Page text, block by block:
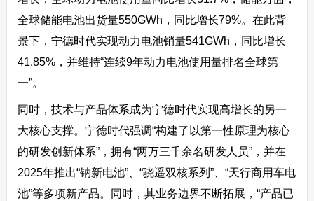
全球储能电池出货量550GWh，同比增长79%。在此背
景下，宁德时代实现动力电池销量541GWh，同比增长
41.85%，并维持“连续9年动力电池使用量排名全球第
一”。
同时，技术与产品体系成为宁德时代实现高增长的另一
大核心支撑。宁德时代强调“构建了以第一性原理为核心
的研发创新体系”，拥有“两万三千余名研发人员”，并在
2025年推出“钠新电池”、“骁遥双核系列”、“天行商用车电
池”等多项新产品。同时，其业务边界不断拓展，“产品已